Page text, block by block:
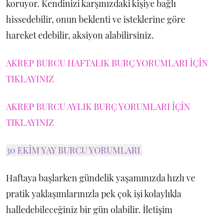
koruyor. Kendinizi karşınızdaki kişiye bağlı
hissedebilir, onun beklenti ve isteklerine göre
hareket edebilir, aksiyon alabilirsiniz.
AKREP BURCU HAFTALIK BURÇ YORUMLARI İÇİN
TIKLAYINIZ
AKREP BURCU AYLIK BURÇ YORUMLARI İÇİN
TIKLAYINIZ
30 EKİM YAY BURCU YORUMLARI
Haftaya başlarken gündelik yaşamınızda hızlı ve
pratik yaklaşımlarınızla pek çok işi kolaylıkla
halledebileceğiniz bir gün olabilir. İletişim